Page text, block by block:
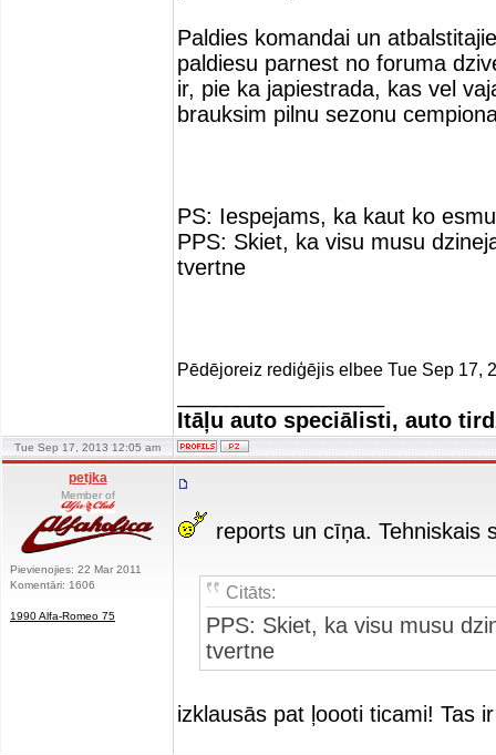
Paldies komandai un
paldiesu parnest no foruma
ir, pie ka japiestrada, kas vel
brauksim pilnu sezonu
PS: Iespejams, ka kaut ko
PPS: Skiet, ka visu musu
tvertne
Pēdējoreiz rediģējis elbee Tue Sep 17,
Itāļu auto speciālisti, auto
Tue Sep 17, 2013 12:05 am
petjka
Member of
Pievienojies: 22 Mar 2011
Komentāri: 1606
1990 Alfa-Romeo 75
reports un cīņa. Tehniskais
Citāts:
PPS: Skiet, ka visu musu
tvertne
izklausās pat ļoooti ticami! Tas